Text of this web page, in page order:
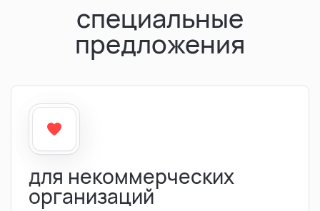
специальные
предложения
для некоммерческих
организаций